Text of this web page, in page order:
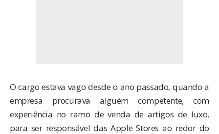
O cargo estava vago desde o ano passado, quando a
empresa procurava alguém competente, com
experiência no ramo de venda de artigos de luxo,
para ser responsável das Apple Stores ao redor do